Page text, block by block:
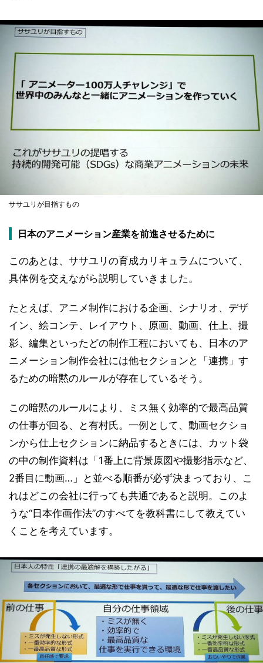
ササユリが目指すもの
日本のアニメーション産業を前進させるために
このあとは、ササユリの育成カリキュラムについて、
具体例を交えながら説明していきました。
たとえば、アニメ制作における企画、シナリオ、デザ
イン、絵コンテ、レイアウト、原画、動画、仕上、撮
影、編集といったどの制作工程においても、日本のア
ニメーション制作会社には他セクションと「連携」す
るための暗黙のルールが存在しているそう。
この暗黙のルールにより、ミス無く効率的で最高品質
の仕事が回る、と有村氏。一例として、動画セクショ
ンから仕上セクションに納品するときには、カット袋
の中の制作資料は「1番上に背景原図や撮影指示など、
2番目に動画…」と並べる順番が必ず決まっており、こ
れはどこの会社に行っても共通であると説明。このよ
うな“日本作画作法”のすべてを教科書にして教えてい
くことを考えています。